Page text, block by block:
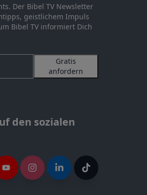
Der Bibel TV Newsletter
geistlichem Impuls
Bibel TV informiert Dich
Gratis
anfordern
den sozialen